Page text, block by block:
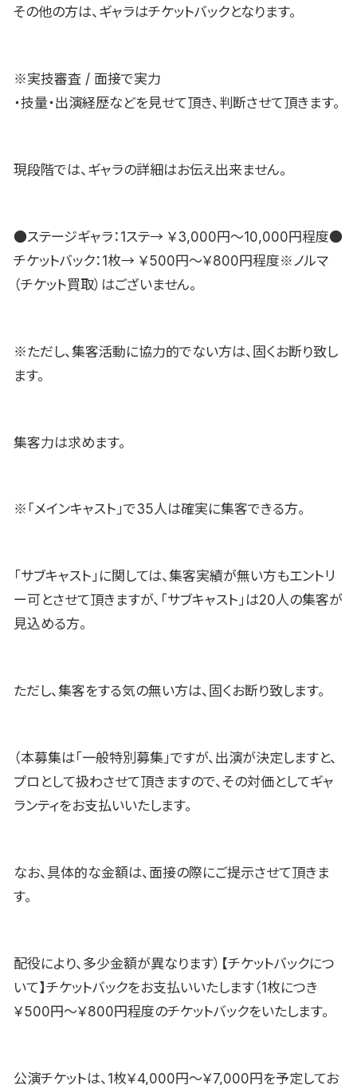
その他の方は、ギャラはチケットバックとなります。
※実技審査 / 面接で実力
・技量・出演経歴などを見せて頂き、判断させて頂きます。
現段階では、ギャラの詳細はお伝え出来ません。
●ステージギャラ：1ステ→ ￥3,000円〜10,000円程度●
チケットバック：1枚→ ￥500円〜￥800円程度※ノルマ
（チケット買取）はございません。
※ただし、集客活動に協力的でない方は、固くお断り致し
ます。
集客力は求めます。
※「メインキャスト」で35人は確実に集客できる方。
「サブキャスト」に関しては、集客実績が無い方もエントリ
ー可とさせて頂きますが、「サブキャスト」は20人の集客が
見込める方。
ただし、集客をする気の無い方は、固くお断り致します。
（本募集は「一般特別募集」ですが、出演が決定しますと、
プロとして扱わさせて頂きますので、その対価としてギャ
ランティをお支払いいたします。
なお、具体的な金額は、面接の際にご提示させて頂きま
す。
配役により、多少金額が異なります）【チケットバックにつ
いて】チケットバックをお支払いいたします（1枚につき
￥500円〜￥800円程度のチケットバックをいたします。
公演チケットは、1枚￥4,000円〜￥7,000円を予定してお